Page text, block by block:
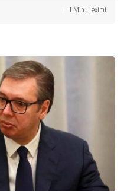
1 Min. Leximi